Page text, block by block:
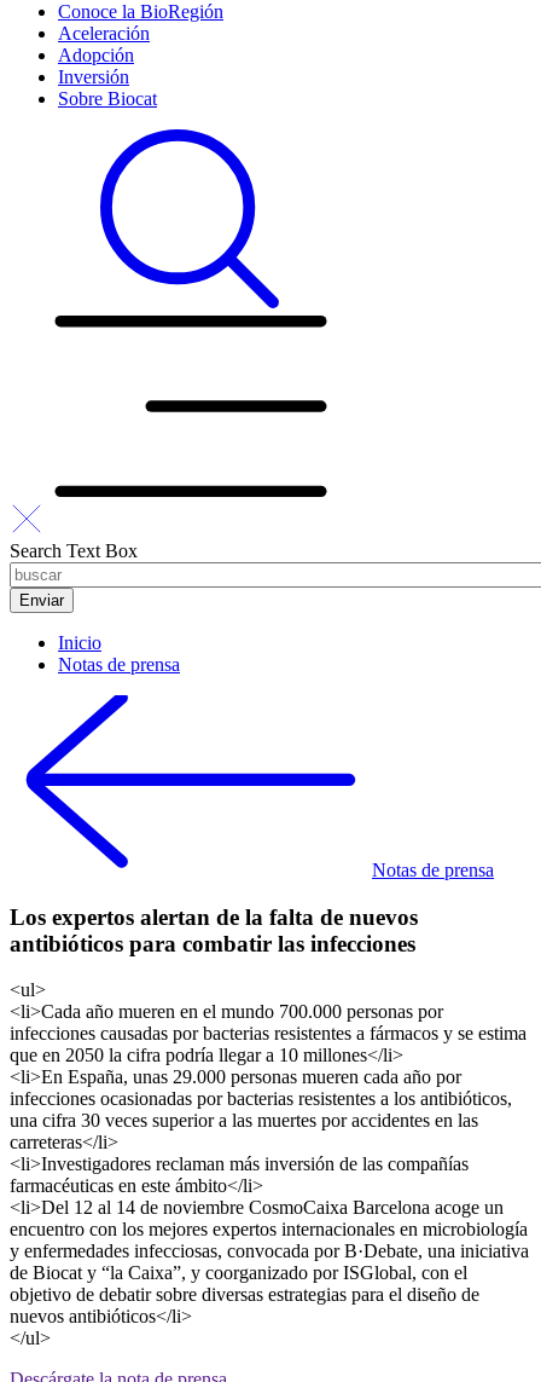
Conoce la BioRegión
Aceleración
Adopción
Inversión
Sobre Biocat
Search Text Box
Inicio
Notas de prensa
Notas de prensa
Los expertos alertan de la falta de nuevos
antibióticos para combatir las infecciones
<ul>
<li>Cada año mueren en el mundo 700.000 personas por
infecciones causadas por bacterias resistentes a fármacos y se estima
que en 2050 la cifra podría llegar a 10 millones</li>
<li>En España, unas 29.000 personas mueren cada año por
infecciones ocasionadas por bacterias resistentes a los antibióticos,
una cifra 30 veces superior a las muertes por accidentes en las
carreteras</li>
<li>Investigadores reclaman más inversión de las compañías
farmacéuticas en este ámbito</li>
<li>Del 12 al 14 de noviembre CosmoCaixa Barcelona acoge un
encuentro con los mejores expertos internacionales en microbiología
y enfermedades infecciosas, convocada por B·Debate, una iniciativa
de Biocat y “la Caixa”, y coorganizado por ISGlobal, con el
objetivo de debatir sobre diversas estrategias para el diseño de
nuevos antibióticos</li>
</ul>